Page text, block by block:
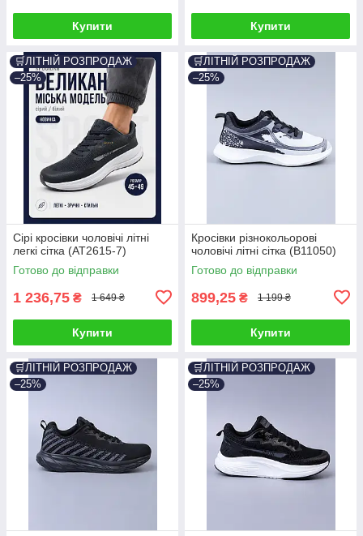
Купити Купити
🛒ЛІТНІЙ РОЗПРОДАЖ
–25%
Сірі кросівки чоловічі літні
легкі сітка (AT2615-7)
Готово до відправки
1 236,75 ₴ 1 649 ₴
Купити
🛒ЛІТНІЙ РОЗПРОДАЖ
–25%
Кросівки різнокольорові
чоловічі літні сітка (B11050)
Готово до відправки
899,25 ₴ 1 199 ₴
Купити
🛒ЛІТНІЙ РОЗПРОДАЖ
–25%
🛒ЛІТНІЙ РОЗПРОДАЖ
–25%